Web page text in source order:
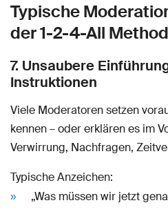
Typische
der 1-2-4-All
7. Unsaubere
Instruktionen
Viele Moderatoren setzen
kennen – oder erklären es im
Verwirrung, Nachfragen,
Typische Anzeichen:
„Was müssen wir jetzt